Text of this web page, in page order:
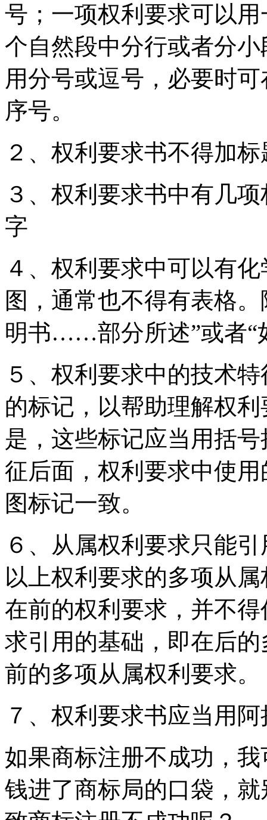
号；一项权利要求可以
个自然段中分行或者分
用分号或逗号，必要时
序号。
２、权利要求书不得加
３、权利要求书中有几
字
４、权利要求中可以有
图，通常也不得有表格
明书……部分所述”或者
５、权利要求中的技术
的标记，以帮助理解权
是，这些标记应当用括
征后面，权利要求中使
图标记一致。
６、从属权利要求只能
以上权利要求的多项从
在前的权利要求，并不
求引用的基础，即在后
前的多项从属权利要求。
７、权利要求书应当用
如果商标注册不成功，
钱进了商标局的口袋，